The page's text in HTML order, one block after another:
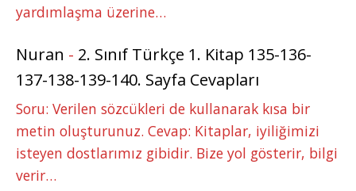
yardımlaşma üzerine…
Nuran - 2. Sınıf Türkçe 1. Kitap 135-136-
137-138-139-140. Sayfa Cevapları
Soru: Verilen sözcükleri de kullanarak kısa bir
metin oluşturunuz. Cevap: Kitaplar, iyiliğimizi
isteyen dostlarımız gibidir. Bize yol gösterir, bilgi
verir…